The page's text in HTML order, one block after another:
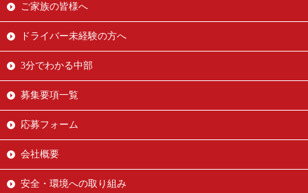
ご家族の皆様へ
ドライバー未経験の方へ
3分でわかる中部
募集要項一覧
応募フォーム
会社概要
安全・環境への取り組み